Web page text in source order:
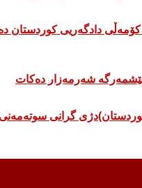
دادگەریی کوردستان
گرانی سوتەمەنی